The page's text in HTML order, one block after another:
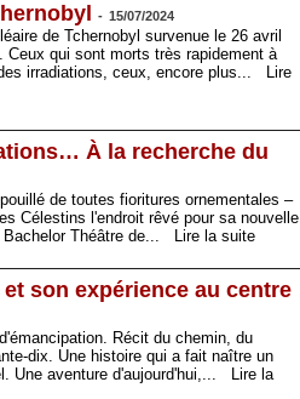
- 15/07/2024
de Tchernobyl survenue le 26 avril
qui sont morts très rapidement à
irradiations, ceux, encore plus...
Lire
À la recherche du
de toutes fioritures ornementales –
Célestins l'endroit rêvé pour sa nouvelle
Théâtre de...
Lire la suite
son expérience au centre
Récit du chemin, du
dix. Une histoire qui a fait naître un
Une aventure d'aujourd'hui,...
Lire la